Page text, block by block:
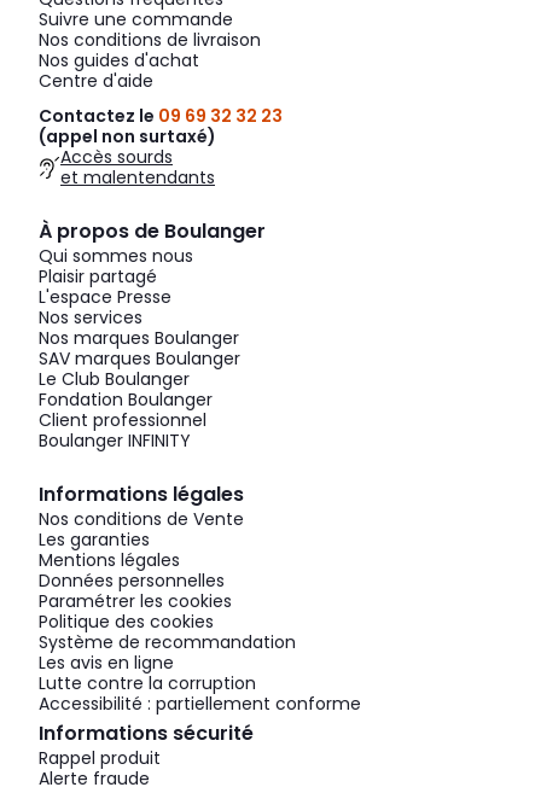
Suivre une commande
Nos conditions de livraison
Nos guides d'achat
Centre d'aide
Contactez le 09 69 32 32 23
(appel non surtaxé)
Accès sourds
et malentendants
À propos de Boulanger
Qui sommes nous
Plaisir partagé
L'espace Presse
Nos services
Nos marques Boulanger
SAV marques Boulanger
Le Club Boulanger
Fondation Boulanger
Client professionnel
Boulanger INFINITY
Informations légales
Nos conditions de Vente
Les garanties
Mentions légales
Données personnelles
Paramétrer les cookies
Politique des cookies
Système de recommandation
Les avis en ligne
Lutte contre la corruption
Accessibilité : partiellement conforme
Informations sécurité
Rappel produit
Alerte fraude